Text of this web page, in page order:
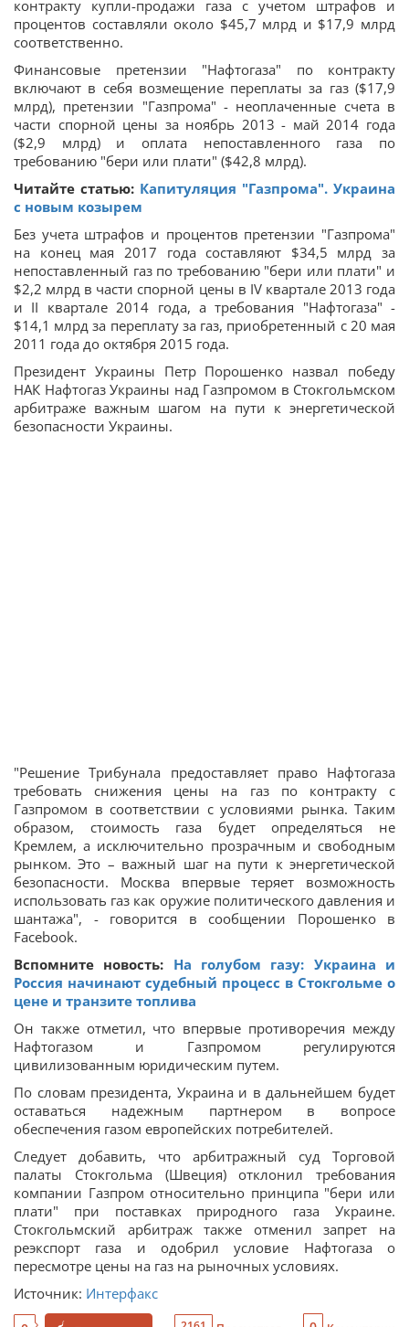
контракту купли-продажи газа с учетом штрафов и
процентов составляли около $45,7 млрд и $17,9 млрд
соответственно.
Финансовые претензии "Нафтогаза" по контракту
включают в себя возмещение переплаты за газ ($17,9
млрд), претензии "Газпрома" - неоплаченные счета в
части спорной цены за ноябрь 2013 - май 2014 года
($2,9 млрд) и оплата непоставленного газа по
требованию "бери или плати" ($42,8 млрд).
Читайте статью: Капитуляция "Газпрома". Украина
с новым козырем
Без учета штрафов и процентов претензии "Газпрома"
на конец мая 2017 года составляют $34,5 млрд за
непоставленный газ по требованию "бери или плати" и
$2,2 млрд в части спорной цены в IV квартале 2013 года
и II квартале 2014 года, а требования "Нафтогаза" -
$14,1 млрд за переплату за газ, приобретенный с 20 мая
2011 года до октября 2015 года.
Президент Украины Петр Порошенко назвал победу
НАК Нафтогаз Украины над Газпромом в Стокгольмском
арбитраже важным шагом на пути к энергетической
безопасности Украины.
"Решение Трибунала предоставляет право Нафтогаза
требовать снижения цены на газ по контракту с
Газпромом в соответствии с условиями рынка. Таким
образом, стоимость газа будет определяться не
Кремлем, а исключительно прозрачным и свободным
рынком. Это – важный шаг на пути к энергетической
безопасности. Москва впервые теряет возможность
использовать газ как оружие политического давления и
шантажа", - говорится в сообщении Порошенко в
Facebook.
Вспомните новость: На голубом газу: Украина и
Россия начинают судебный процесс в Стокгольме о
цене и транзите топлива
Он также отметил, что впервые противоречия между
Нафтогазом и Газпромом регулируются
цивилизованным юридическим путем.
По словам президента, Украина и в дальнейшем будет
оставаться надежным партнером в вопросе
обеспечения газом европейских потребителей.
Следует добавить, что арбитражный суд Торговой
палаты Стокгольма (Швеция) отклонил требования
компании Газпром относительно принципа "бери или
плати" при поставках природного газа Украине.
Стокгольмский арбитраж также отменил запрет на
реэкспорт газа и одобрил условие Нафтогаза о
пересмотре цены на газ на рыночных условиях.
Источник: Интерфакс